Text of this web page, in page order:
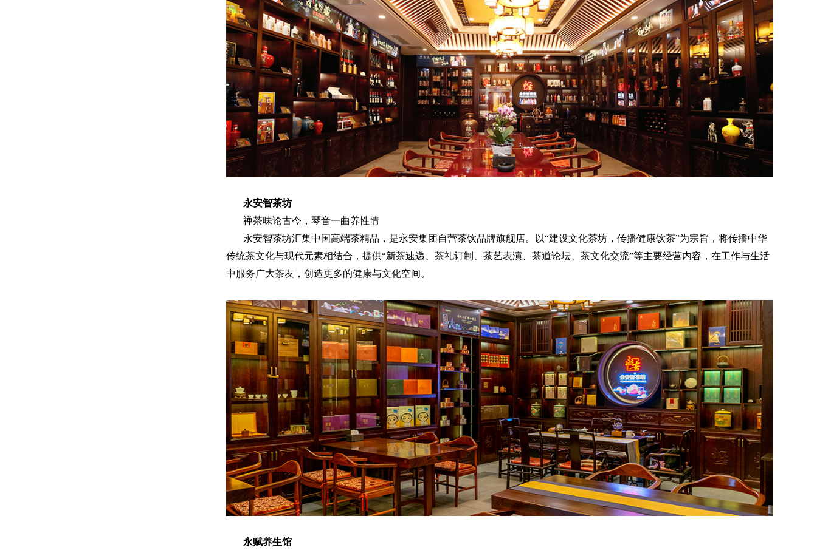
永安智茶坊
禅茶味论古今，琴音一曲养性情
永安智茶坊汇集中国高端茶精品，是永安集团自营茶饮品牌旗舰店。以“建设文化茶坊，传播健康饮茶”为宗旨，将传播中华
传统茶文化与现代元素相结合，提供“新茶速递、茶礼订制、茶艺表演、茶道论坛、茶文化交流”等主要经营内容，在工作与生活
中服务广大茶友，创造更多的健康与文化空间。
永赋养生馆